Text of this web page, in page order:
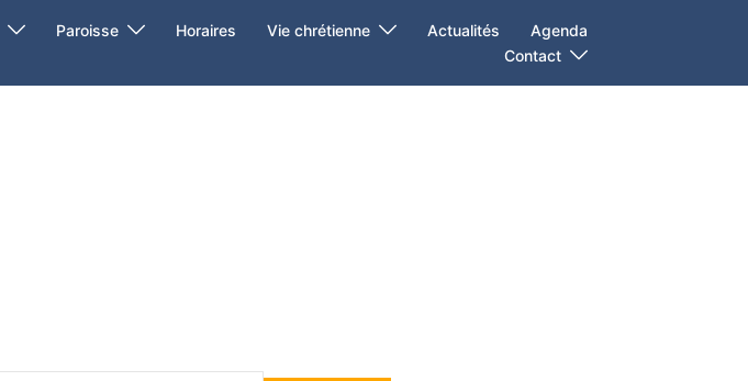
Paroisse Horaires Vie chrétienne Actualités
Agenda
Contact